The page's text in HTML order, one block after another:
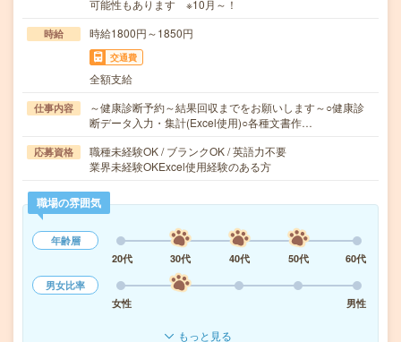
可能性もあります ※10月～！
時給 時給1800円～1850円
交通費
全額支給
仕事内容
～健康診断予約～結果回収までをお願いします～○健康診
断データ入力・集計(Excel使用)○各種文書作…
応募資格
職種未経験OK / ブランクOK / 英語力不要
業界未経験OKExcel使用経験のある方
職場の雰囲気
年齢層
20代
30代 40代 50代
60代
男女比率
女性
男性
もっと見る